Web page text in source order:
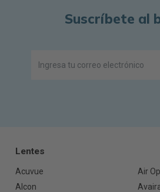
Suscríbete al
Lentes
Acuvue
Air
Alcon